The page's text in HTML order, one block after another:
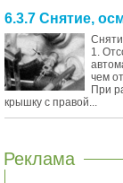
6.3.7 Снятие,
1.
чем
При
крышку с правой...
Реклама